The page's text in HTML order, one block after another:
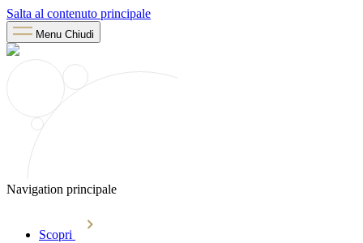
Salta al contenuto principale
Menu Chiudi
Navigation principale
Scopri